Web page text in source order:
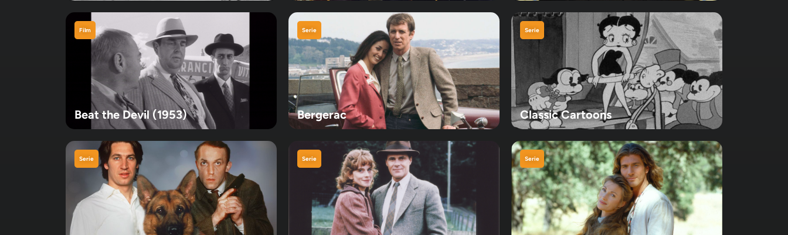
Beat the Devil (1953)
Film
Bergerac
Serie
Classic Cartoons
Serie
Serie Serie Serie